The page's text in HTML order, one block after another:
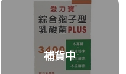
補貨中